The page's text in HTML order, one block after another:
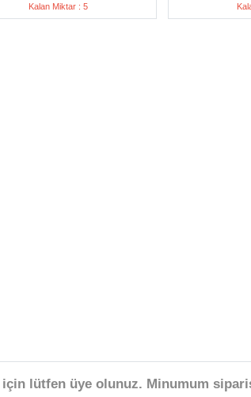
Kalan Miktar : 5
lütfen üye olunuz. Minumum